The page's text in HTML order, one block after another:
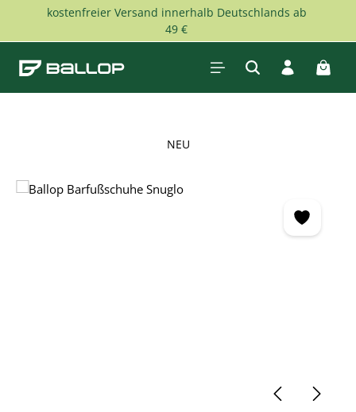
Zum Hauptinhalt springen
kostenfreier Versand innerhalb Deutschlands ab
49 €
NEU
Bildergalerie überspringen